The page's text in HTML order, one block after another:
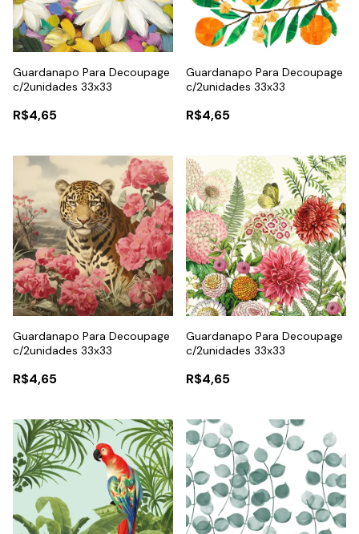
Guardanapo Para Decoupage
c/2unidades 33x33
R$4,65
Guardanapo Para Decoupage
c/2unidades 33x33
R$4,65
Guardanapo Para Decoupage
c/2unidades 33x33
R$4,65
Guardanapo Para Decoupage
c/2unidades 33x33
R$4,65